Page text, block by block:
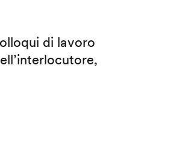
di lavoro